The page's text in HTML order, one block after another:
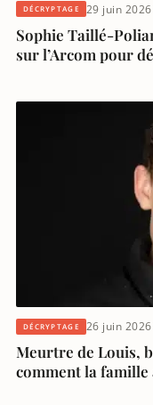
DÉCRYPTAGE 29 juin 2026
Sophie Taillé-
sur l’Arcom pour
DÉCRYPTAGE 26 juin 2026
Meurtre de Louis,
comment la famille